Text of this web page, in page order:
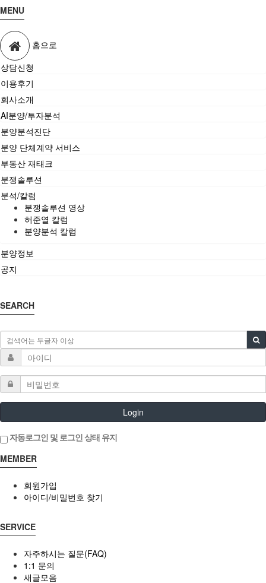
MENU
홈으로
상담신청
이용후기
회사소개
AI분양/투자분석
분양분석진단
분양 단체계약 서비스
부동산 재태크
분쟁솔루션
분석/칼럼
분쟁솔루션 영상
허준열 칼럼
분양분석 칼럼
분양정보
공지
SEARCH
Login
자동로그인 및 로그인 상태 유지
MEMBER
회원가입
아이디/비밀번호 찾기
SERVICE
자주하시는 질문(FAQ)
1:1 문의
새글모음